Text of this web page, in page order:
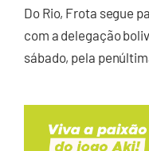
Do Rio, Frota segue
com a delegação
sábado, pela